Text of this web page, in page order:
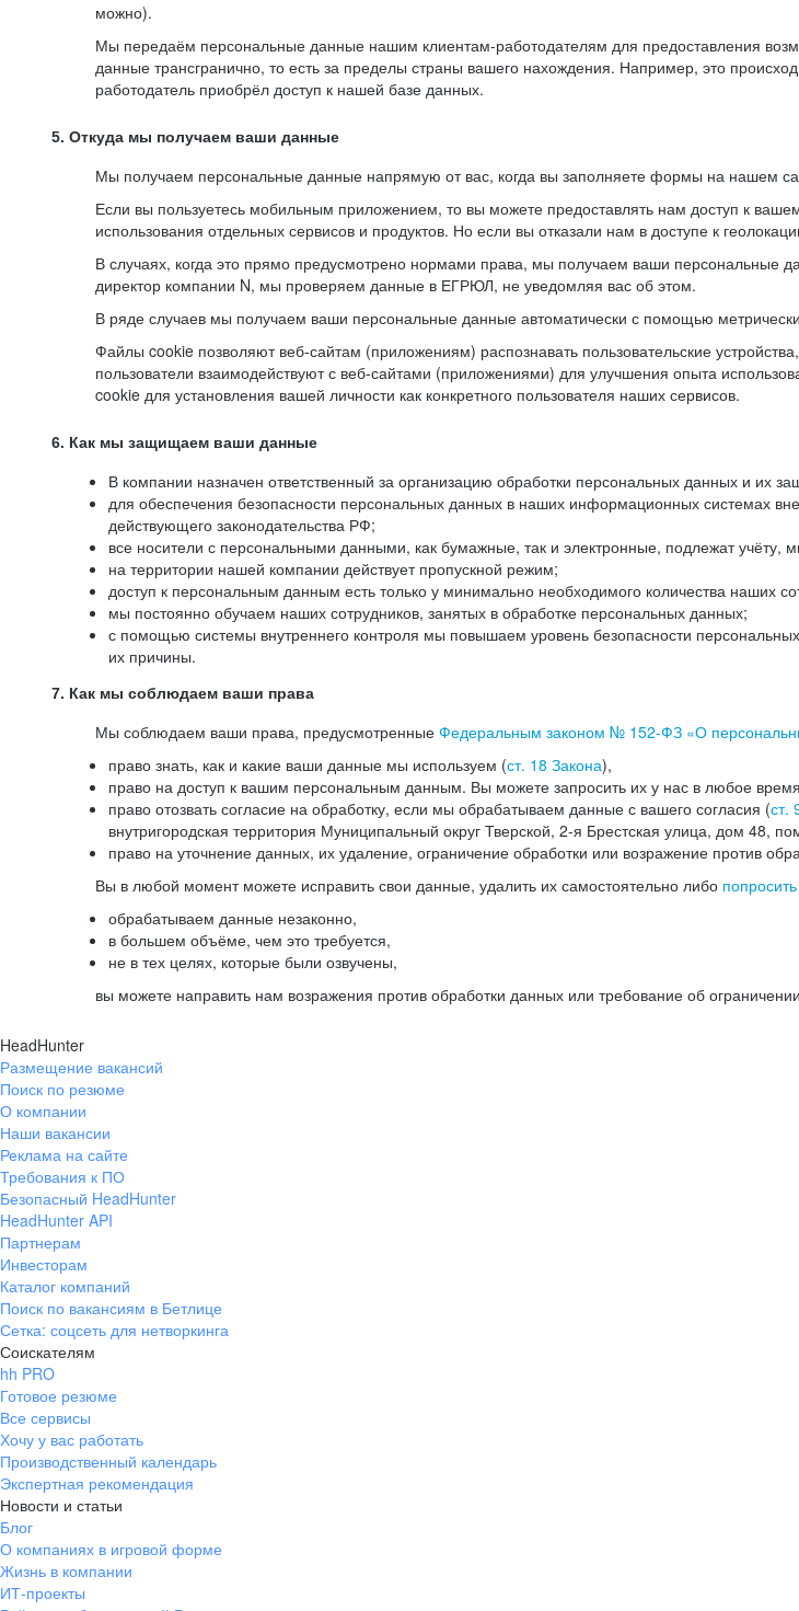
можно).
Мы передаём персональные данные нашим клиентам-работодателям для предоставления
данные трансгранично, то есть за пределы страны вашего нахождения. Например, это
работодатель приобрёл доступ к нашей базе данных.
5. Откуда мы получаем ваши данные
Мы получаем персональные данные напрямую от вас, когда вы заполняете формы на нашем
Если вы пользуетесь мобильным приложением, то вы можете предоставлять нам доступ к
использования отдельных сервисов и продуктов. Но если вы отказали нам в доступе к
В случаях, когда это прямо предусмотрено нормами права, мы получаем ваши персональные
директор компании N, мы проверяем данные в ЕГРЮЛ, не уведомляя вас об этом.
В ряде случаев мы получаем ваши персональные данные автоматически с помощью
Файлы cookie позволяют веб-сайтам (приложениям) распознавать пользовательские
пользователи взаимодействуют с веб-сайтами (приложениями) для улучшения опыта
cookie для установления вашей личности как конкретного пользователя наших сервисов.
6. Как мы защищаем ваши данные
В компании назначен ответственный за организацию обработки персональных данных и их
для обеспечения безопасности персональных данных в наших информационных системах
действующего законодательства РФ;
все носители с персональными данными, как бумажные, так и электронные, подлежат
на территории нашей компании действует пропускной режим;
доступ к персональным данным есть только у минимально необходимого количества наших
мы постоянно обучаем наших сотрудников, занятых в обработке персональных данных;
с помощью системы внутреннего контроля мы повышаем уровень безопасности
их причины.
7. Как мы соблюдаем ваши права
Мы соблюдаем ваши права, предусмотренные Федеральным законом № 152-ФЗ «О
право знать, как и какие ваши данные мы используем (ст. 18 Закона),
право на доступ к вашим персональным данным. Вы можете запросить их у нас в любое
право отозвать согласие на обработку, если мы обрабатываем данные с вашего согласия (ст.
внутригородская территория Муниципальный округ Тверской, 2-я Брестская улица, дом
право на уточнение данных, их удаление, ограничение обработки или возражение против
Вы в любой момент можете исправить свои данные, удалить их самостоятельно либо
обрабатываем данные незаконно,
в большем объёме, чем это требуется,
не в тех целях, которые были озвучены,
вы можете направить нам возражения против обработки данных или требование об
HeadHunter
Размещение вакансий
Поиск по резюме
О компании
Наши вакансии
Реклама на сайте
Требования к ПО
Безопасный HeadHunter
HeadHunter API
Партнерам
Инвесторам
Каталог компаний
Поиск по вакансиям в Бетлице
Сетка: соцсеть для нетворкинга
Соискателям
hh PRO
Готовое резюме
Все сервисы
Хочу у вас работать
Производственный календарь
Экспертная рекомендация
Новости и статьи
Блог
О компаниях в игровой форме
Жизнь в компании
ИТ-проекты